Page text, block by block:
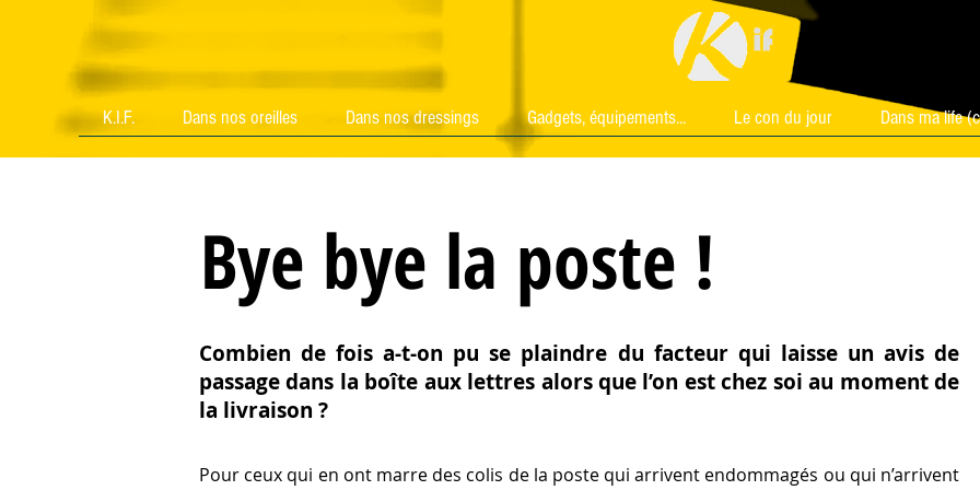
K.I.F. Dans nos oreilles Dans nos dressings Gadgets, équipements... Le con du jour Dans ma life
Bye bye la poste !
Combien de fois a-t-on pu se plaindre du facteur qui laisse un avis de
passage dans la boîte aux lettres alors que l’on est chez soi au moment de
la livraison ?
Pour ceux qui en ont marre des colis de la poste qui arrivent endommagés ou qui n’arrivent
K.I.F. Dans nos oreilles Dans nos dressings Gadgets, équipements... Le con du jour Dans ma life